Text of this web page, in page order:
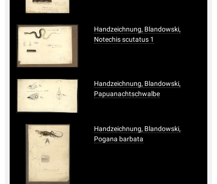
Handzeichnung, Blandowski,
Notechis scutatus 1
Handzeichnung, Blandowski,
Papuanachtschwalbe
Handzeichnung, Blandowski,
Pogana barbata